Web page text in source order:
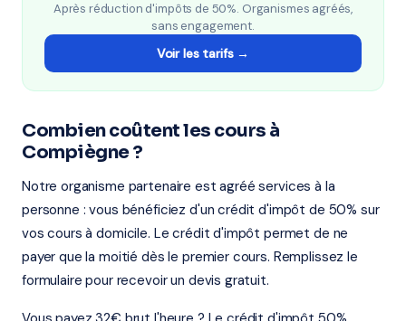
Après réduction d'impôts de 50%. Organismes agréés,
sans engagement.
Voir les tarifs →
Combien coûtent les cours à
Compiègne ?
Notre organisme partenaire est agréé services à la
personne : vous bénéficiez d'un crédit d'impôt de 50% sur
vos cours à domicile. Le crédit d'impôt permet de ne
payer que la moitié dès le premier cours. Remplissez le
formulaire pour recevoir un devis gratuit.